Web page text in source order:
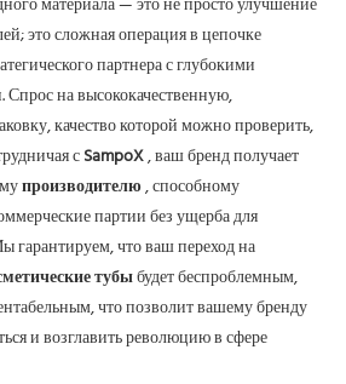
это сложная операция в цепочке
партнера с глубокими
Спрос на высококачественную,
качество которой можно проверить,
сSampoX, ваш бренд получает
производителю, способному
партии без ущерба для
гарантируем, что ваш переход на
тубыбудет беспроблемным,
что позволит вашему бренду
и возглавить революцию в сфере